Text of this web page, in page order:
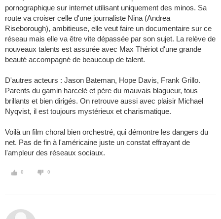
pornographique sur internet utilisant uniquement des minos. Sa
route va croiser celle d'une journaliste Nina (Andrea
Riseborough), ambitieuse, elle veut faire un documentaire sur ce
réseau mais elle va être vite dépassée par son sujet. La relève de
nouveaux talents est assurée avec Max Thériot d'une grande
beauté accompagné de beaucoup de talent.
D'autres acteurs : Jason Bateman, Hope Davis, Frank Grillo.
Parents du gamin harcelé et père du mauvais blagueur, tous
brillants et bien dirigés. On retrouve aussi avec plaisir Michael
Nyqvist, il est toujours mystérieux et charismatique.
Voilà un film choral bien orchestré, qui démontre les dangers du
net. Pas de fin à l'américaine juste un constat effrayant de
l'ampleur des réseaux sociaux.
0 0